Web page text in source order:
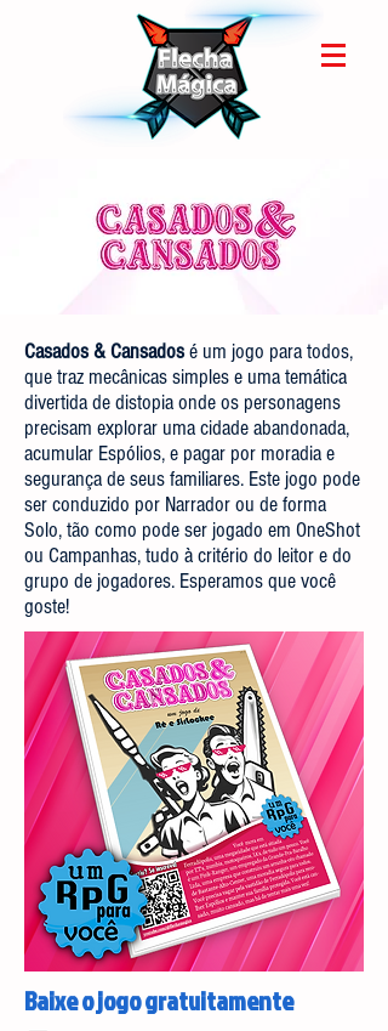
Casados & Cansadosé um jogo para todos,
que traz mecânicas simples e uma temática
divertida de distopia onde os personagens
precisam explorar uma cidade abandonada,
acumular Espólios, e pagar por moradia e
segurança de seus familiares. Este jogo pode
ser conduzido por Narrador ou de forma
Solo, tão como pode ser jogado em OneShot
ou Campanhas, tudo à critério do leitor e do
grupo de jogadores. Esperamos que você
goste!
Baixe o jogo gratuitamente